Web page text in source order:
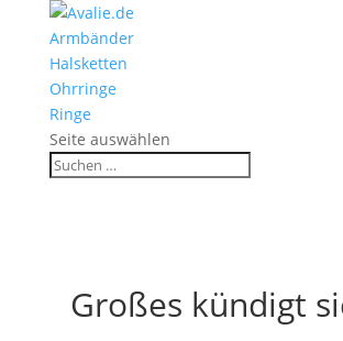
Armbänder
Halsketten
Ohrringe
Ringe
Seite auswählen
Großes kündigt